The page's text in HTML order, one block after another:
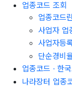
업종코드 조회
업종코드
사업자 업
사업자등
단순경비
업종코드 · 한
나라장터 업종